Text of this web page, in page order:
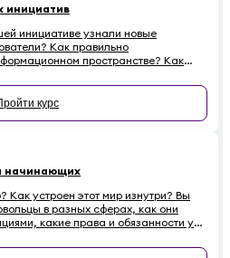
инициатив
инициативе узнали новые
Как правильно
пространстве? Как
курс
начинающих
Как устроен этот мир изнутри? Вы
в разных сферах, как они
какие права и обязанности у